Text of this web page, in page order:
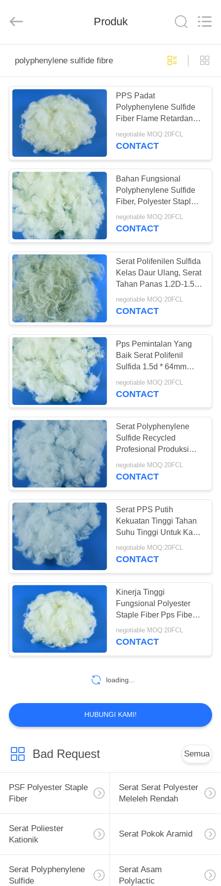
PRODUK
VIDEO
TENTANG
KAMI
TUR
PABRIK
KONTROL
KUALITAS
HUBUNGI
KAMI
BERITA
KASUS
SITEMAP
PRIVACY
POLICY
IMP&EXP
CO.LTD.
Produk
polyphenylene sulfide fibre
PPS Padat
Polyphenylene Sulfide
Fiber Flame Retardant
Dan Tahan Aus
negotiable MOQ:20FCL
CONTACT
Bahan Fungsional
Polyphenylene Sulfide
Fiber, Polyester Staple
Fiber Tahan Panas
negotiable MOQ:20FCL
CONTACT
Serat Polifenilen Sulfida
Kelas Daur Ulang, Serat
Tahan Panas 1.2D-1.5D-
negotiable MOQ:20FCL
CONTACT
Pps Pemintalan Yang
Baik Serat Polifenil
Sulfida 1.5d * 64mm
Untuk Pemintalan
negotiable MOQ:20FCL
CONTACT
Serat Polyphenylene
Sulfide Recycled
Profesional Produksi
Anti-Statis
negotiable MOQ:20FCL
CONTACT
Serat PPS Putih
Kekuatan Tinggi Tahan
Suhu Tinggi Untuk Kain
Non-Tenun
negotiable MOQ:20FCL
CONTACT
Kinerja Tinggi
Fungsional Polyester
Staple Fiber Pps Fiber
Ketahanan Kimia Yang
Baik
negotiable MOQ:20FCL
CONTACT
loading...
HUBUNGI KAMI!
Bad Request Semua
PSF Polyester Staple
Fiber
Serat Serat Polyester
Meleleh Rendah
Serat Poliester
Kationik
Serat Pokok Aramid
Serat Polyphenylene
Sulfide
Serat Asam
Polylactic